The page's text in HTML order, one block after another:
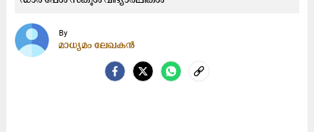
By
മാധ്യമം ലേഖകൻ